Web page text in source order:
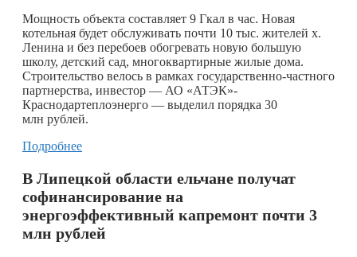
Мощность объекта составляет 9 Гкал в час. Новая
котельная будет обслуживать почти 10 тыс. жителей х.
Ленина и без перебоев обогревать новую большую
школу, детский сад, многоквартирные жилые дома.
Строительство велось в рамках государственно-частного
партнерства, инвестор — АО «АТЭК»-
Краснодартеплоэнерго — выделил порядка 30
млн рублей.
Подробнее
В Липецкой области ельчане получат
софинансирование на
энергоэффективный капремонт почти 3
млн рублей